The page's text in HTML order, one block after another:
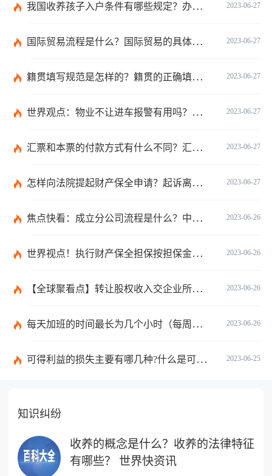
2023-06-27
我国收养孩子入户条件有哪些规定？办理收养登记的事实收养情况有几种？
2023-06-27
国际贸易流程是什么？国际贸易的具体流程的内容都有哪些？
2023-06-27
籍贯填写规范是怎样的？籍贯的正确填写规范是什么？-天天微动态
2023-06-27
世界观点：物业不让进车报警有用吗？小区不让业主进车该怎么投诉？
2023-06-27
汇票和本票的付款方式有什么不同？汇票和本票包含的交易数有什么不同？ 环球今热点
2023-06-27
怎样向法院提起财产保全申请？起诉离婚能申请财产保全吗？_全球快播
2023-06-26
焦点快看：成立分公司流程是什么？中华人民共和国公司登记管理条例第四十七条是什么？
2023-06-26
世界视点！执行财产保全担保按担保金额的1%收取吗？
2023-06-26
【全球聚看点】转让股权收入交企业所得税吗？企业所得税征税原则是什么？
2023-06-26
每天加班的时间最长为几个小时（每周加班不能超过多少小时）
2023-06-25
可得利益的损失主要有哪几种?什么是可得利益？|天天速读
知识纠纷
收养的概念是什么？收养的法律特征
有哪些？ 世界快资讯